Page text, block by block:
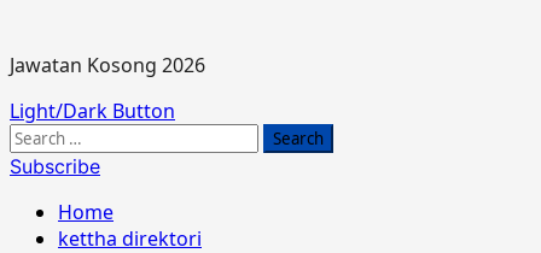
Jawatan Kosong 2026
Primary
Menu
Light/Dark Button
Search
for:
Subscribe
Home
kettha direktori